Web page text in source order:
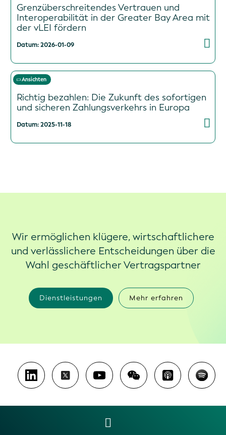
Grenzüberschreitendes Vertrauen und
Interoperabilität in der Greater Bay Area mit
der vLEI fördern
Datum: 2026-01-09
Ansichten
Richtig bezahlen: Die Zukunft des sofortigen
und sicheren Zahlungsverkehrs in Europa
Datum: 2025-11-18
Wir ermöglichen klügere, wirtschaftlichere
und verlässlichere Entscheidungen über die
Wahl geschäftlicher Vertragspartner
Dienstleistungen Mehr erfahren